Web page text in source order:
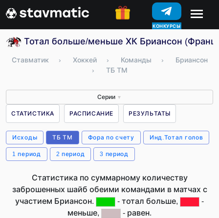
КОНКУРСЫ
Тотал больше/меньше ХК Бриансон
Ставматик › Хоккей › Команды ›
Бриансон
›
ТБ ТМ
Серии ▼
СТАТИСТИКА РАСПИСАНИЕ РЕЗУЛЬТАТЫ
Исходы ТБ ТМ Фора по счету Инд.Тотал голов
1 период 2 период 3 период
Статистика по суммарному количеству
заброшенных шайб обеими командами в матчах с
участием Бриансон.
- тотал больше,
-
меньше,
- равен.